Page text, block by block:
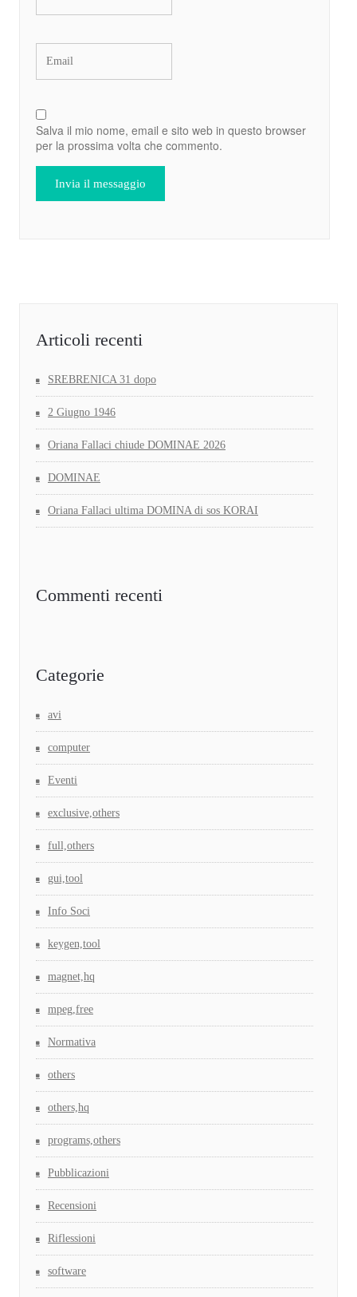
Salva il mio nome, email e sito web in questo browser
per la prossima volta che commento.
Articoli recenti
SREBRENICA 31 dopo
2 Giugno 1946
Oriana Fallaci chiude DOMINAE 2026
DOMINAE
Oriana Fallaci ultima DOMINA di sos KORAI
Commenti recenti
Categorie
avi
computer
Eventi
exclusive,others
full,others
gui,tool
Info Soci
keygen,tool
magnet,hq
mpeg,free
Normativa
others
others,hq
programs,others
Pubblicazioni
Recensioni
Riflessioni
software